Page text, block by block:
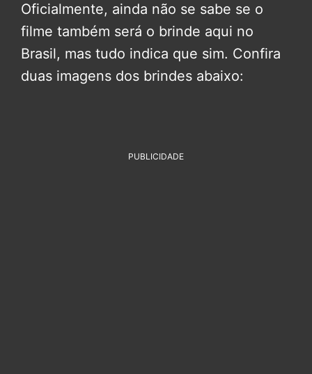
Oficialmente, ainda não se sabe se o
filme também será o brinde aqui no
Brasil, mas tudo indica que sim. Confira
duas imagens dos brindes abaixo:
PUBLICIDADE